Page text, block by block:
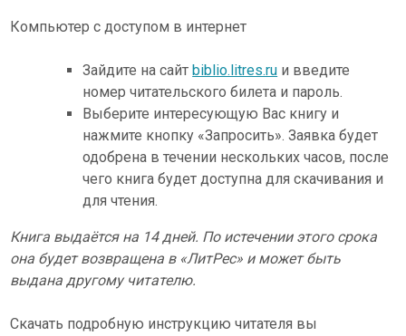
Компьютер с доступом в интернет
Зайдите на сайтbiblio.litres.ru и введите
номер читательского билета и пароль.
Выберите интересующую Вас книгу и
нажмите кнопку «Запросить». Заявка будет
одобрена в течении нескольких часов, после
чего книга будет доступна для скачивания и
для чтения.
Книга выдаётся на 14 дней. По истечении этого срока
она будет возвращена в «ЛитРес» и может быть
выдана другому читателю.
Скачать подробную инструкцию читателя вы